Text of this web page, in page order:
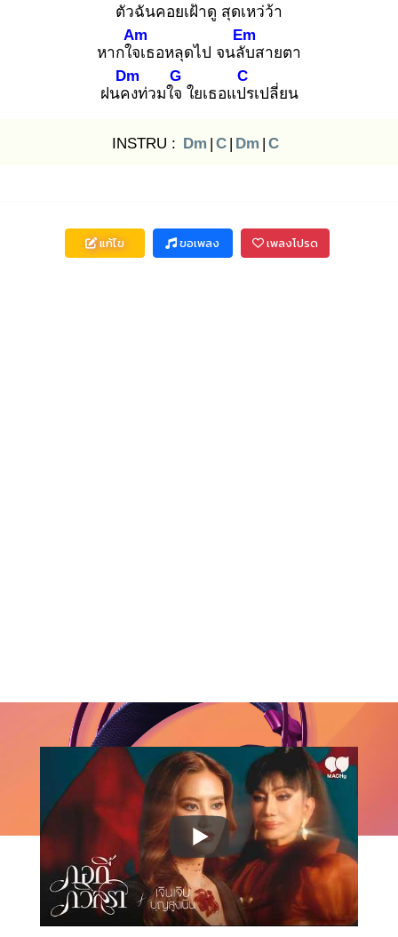
ตัวฉันคอยเฝ้าดู สุดเหว่ว้า
หากใจเ
Am
ธอหลุดไป จนลับ
Em
สายตา
ฝนคง
Dm
ท่วมใจ
G
ใยเธอแปร
C
เปลี่ยน
INSTRU : Dm | C | Dm | C
แก้ไข ขอเพลง เพลงโปรด